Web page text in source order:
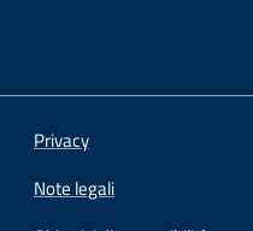
Privacy
Note legali